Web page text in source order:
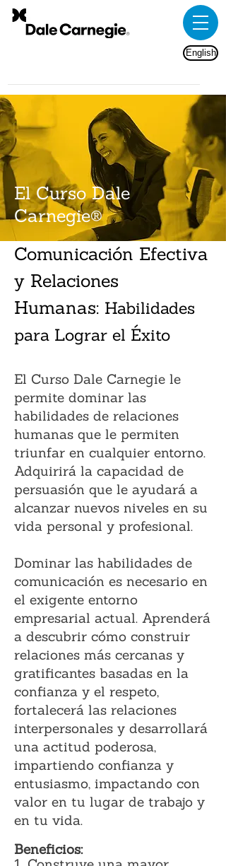
English
El Curso Dale
Carnegie®
Comunicación Efectiva
y Relaciones
Humanas: Habilidades
para Lograr el Éxito
El Curso Dale Carnegie le
permite dominar las
habilidades de relaciones
humanas que le permiten
triunfar en cualquier entorno.
Adquirirá la capacidad de
persuasión que le ayudará a
alcanzar nuevos niveles en su
vida personal y profesional.
Dominar las habilidades de
comunicación es necesario en
el exigente entorno
empresarial actual. Aprenderá
a descubrir cómo construir
relaciones más cercanas y
gratificantes basadas en la
confianza y el respeto,
fortalecerá las relaciones
interpersonales y desarrollará
una actitud poderosa,
impartiendo confianza y
entusiasmo, impactando con
valor en tu lugar de trabajo y
en tu vida.
Beneficios: